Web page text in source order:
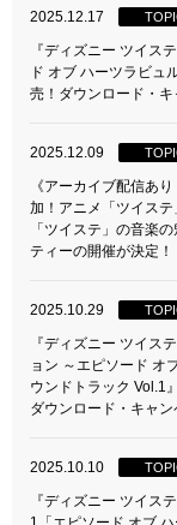
2025.12.17
『ディズニー ツイス
ド オブ ハーツラビュ
売！ダウンロード・キ
2025.12.09
《アーカイブ配信あ
加！アニメ「ツイステ
「ツイステ」の音楽
ティーの開催が決定！
2025.10.29
『ディズニー ツイス
ョン ～エピソード オ
ウンドトラック Vol.1
ダウンロード・キャン
2025.10.10
『ディズニー ツイス